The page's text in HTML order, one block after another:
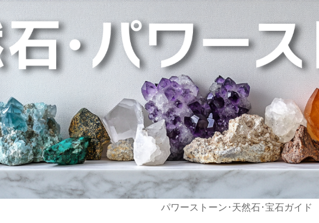
パワーストーン･天然石･宝石ガイド